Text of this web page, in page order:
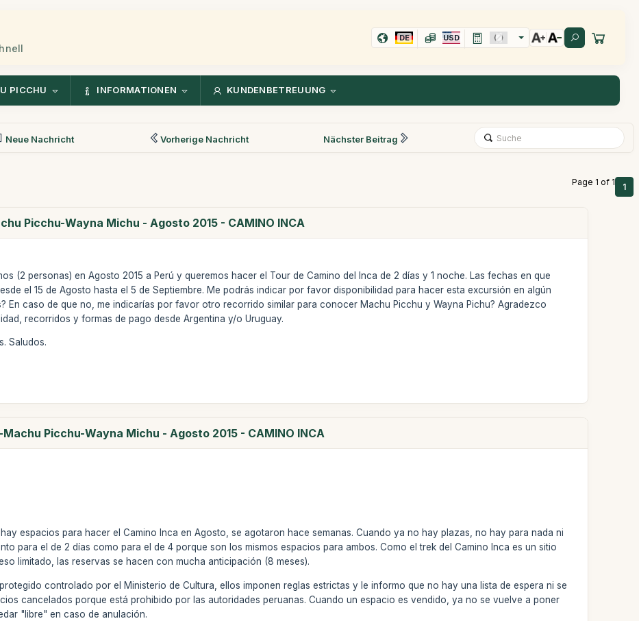
DE USD
PICCHU INFORMATIONEN KUNDENBETREUUNG
Neue Nachricht Vorherige Nachricht Nächster Beitrag
Page 1 of 1 1
Picchu-Wayna Michu - Agosto 2015 - CAMINO INCA
(2 personas) en Agosto 2015 a Perú y queremos hacer el Tour de Camino del Inca de 2 días y 1 noche. Las fechas en que
el 15 de Agosto hasta el 5 de Septiembre. Me podrás indicar por favor disponibilidad para hacer esta excursión en algún
En caso de que no, me indicarías por favor otro recorrido similar para conocer Machu Picchu y Wayna Pichu? Agradezco
recorridos y formas de pago desde Argentina y/o Uruguay.
Saludos.
Picchu-Wayna Michu - Agosto 2015 - CAMINO INCA
espacios para hacer el Camino Inca en Agosto, se agotaron hace semanas. Cuando ya no hay plazas, no hay para nada ni
para el de 2 días como para el de 4 porque son los mismos espacios para ambos. Como el trek del Camino Inca es un sitio
limitado, las reservas se hacen con mucha anticipación (8 meses).
controlado por el Ministerio de Cultura, ellos imponen reglas estrictas y le informo que no hay una lista de espera ni se
cancelados porque está prohibido por las autoridades peruanas. Cuando un espacio es vendido, ya no se vuelve a poner
"libre" en caso de anulación.